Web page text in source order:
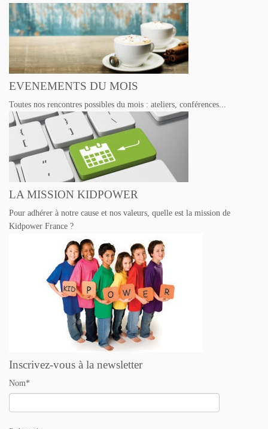
EVENEMENTS DU MOIS
Toutes nos rencontres possibles du mois : ateliers, conférences...
LA MISSION KIDPOWER
Pour adhérer à notre cause et nos valeurs, quelle est la mission de
Kidpower France ?
Inscrivez-vous à la newsletter
Nom*